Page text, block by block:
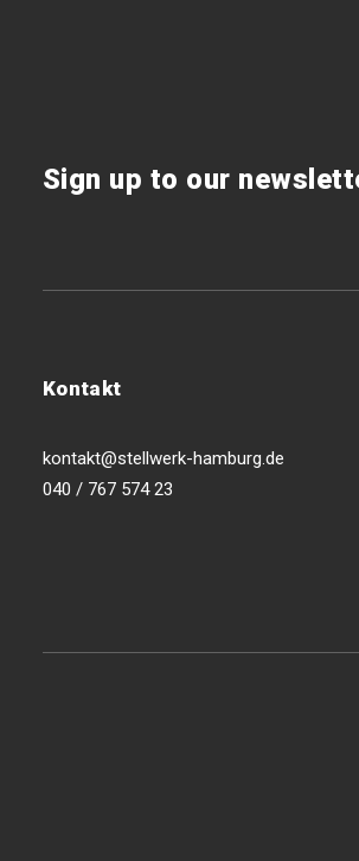
Sign up to our
Kontakt
kontakt@stellwerk-hamburg.de
040 / 767 574 23